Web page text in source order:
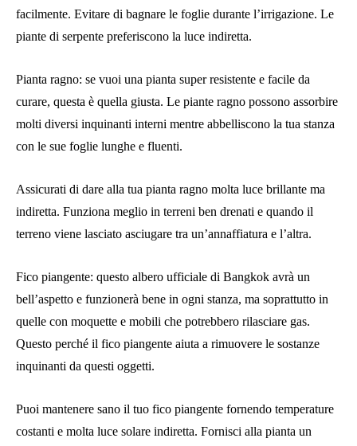
facilmente. Evitare di bagnare le foglie durante l’irrigazione. Le
piante di serpente preferiscono la luce indiretta.
Pianta ragno: se vuoi una pianta super resistente e facile da
curare, questa è quella giusta. Le piante ragno possono assorbire
molti diversi inquinanti interni mentre abbelliscono la tua stanza
con le sue foglie lunghe e fluenti.
Assicurati di dare alla tua pianta ragno molta luce brillante ma
indiretta. Funziona meglio in terreni ben drenati e quando il
terreno viene lasciato asciugare tra un’annaffiatura e l’altra.
Fico piangente: questo albero ufficiale di Bangkok avrà un
bell’aspetto e funzionerà bene in ogni stanza, ma soprattutto in
quelle con moquette e mobili che potrebbero rilasciare gas.
Questo perché il fico piangente aiuta a rimuovere le sostanze
inquinanti da questi oggetti.
Puoi mantenere sano il tuo fico piangente fornendo temperature
costanti e molta luce solare indiretta. Fornisci alla pianta un